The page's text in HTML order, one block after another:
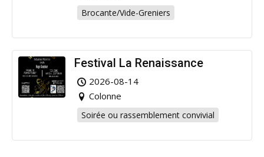
Brocante/Vide-Greniers
Festival La Renaissance
2026-08-14
Colonne
Soirée ou rassemblement convivial